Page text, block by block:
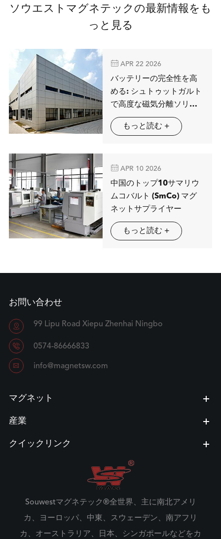
ソウエストマグネテックの最新情報をも
っと見る
 APR 22 2026
バッテリーの完全性を高
める: シュトゥットガルト
で高度な磁気分離ソリュ
ーションを展示するMAG
SPRINGもっと読む +
 APR 10 2026
中国のトップ10サマリウ
ムコバルト (SmCo) マグ
ネットサプライヤー
もっと読む +
お問い合わせ
 99 Lipu Road Xiepu Zhenhai Ningbo
 0574-86666833
 info@magnetsw.com
マグネット
産業
クイックリンク
Souwestマグネテック®全世界、主に南北アメリ
カ、ヨーロッパ、中東、スウェーデン、南アフリ
カ、オーストラリア、日本、シンガポールなどをカ